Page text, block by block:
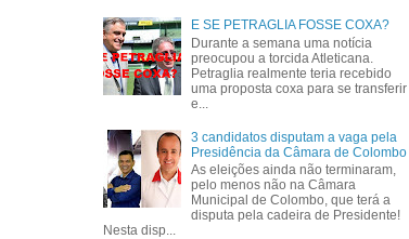
E SE PETRAGLIA FOSSE COXA?
Durante a semana uma notícia
preocupou a torcida Atleticana.
Petraglia realmente teria recebido
uma proposta coxa para se transferir
e...
3 candidatos disputam a vaga pela
Presidência da Câmara de Colombo
As eleições ainda não terminaram,
pelo menos não na Câmara
Municipal de Colombo, que terá a
disputa pela cadeira de Presidente!
Nesta disp...